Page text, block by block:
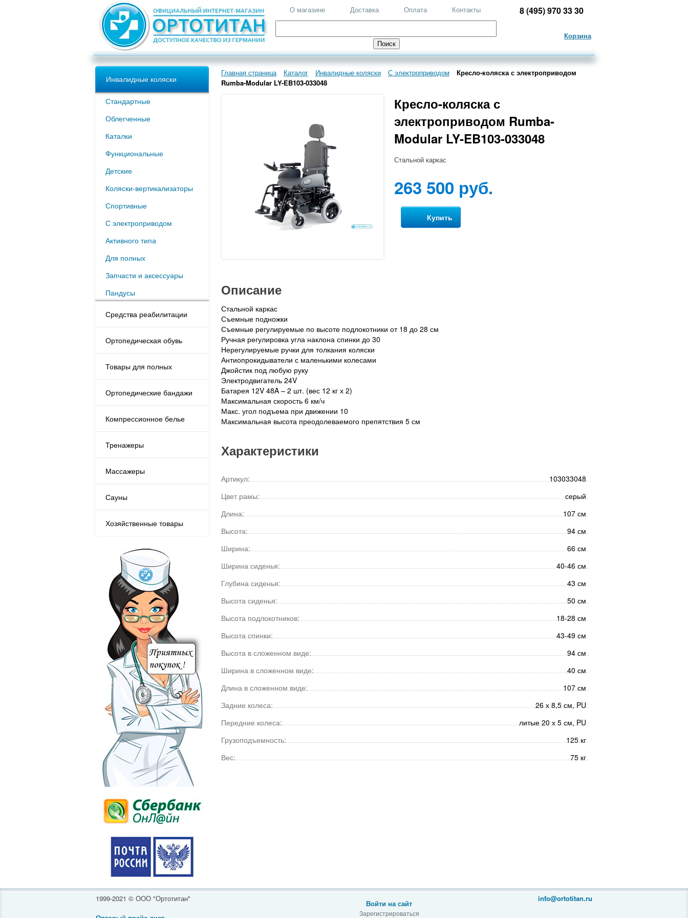
О магазине Доставка Оплата Контакты 8 (495) 970 33 30
Корзина
Инвалидные коляски
Стандартные
Облегченные
Каталки
Функциональные
Детские
Коляски-вертикализаторы
Спортивные
С электроприводом
Активного типа
Для полных
Запчасти и аксессуары
Пандусы
Средства реабилитации
Ортопедическая обувь
Товары для полных
Ортопедические бандажи
Компрессионное белье
Тренажеры
Массажеры
Сауны
Хозяйственные товары
Главная страница Каталог Инвалидные коляски С электроприводом
Кресло-коляска с электроприводом
Rumba-Modular LY-EB103-033048
Кресло-коляска с
электроприводом Rumba-
Modular LY-EB103-033048
Стальной каркас
263 500 руб.
Купить
Описание
Стальной каркас
Съемные подножки
Съемные регулируемые по высоте подлокотники от 18 до 28 см
Ручная регулировка угла наклона спинки до 30
Нерегулируемые ручки для толкания коляски
Антиопрокидыватели с маленькими колесами
Джойстик под любую руку
Электродвигатель 24V
Батарея 12V 48A – 2 шт. (вес 12 кг х 2)
Максимальная скорость 6 км/ч
Макс. угол подъема при движении 10
Максимальная высота преодолеваемого препятствия 5 см
Характеристики
Артикул:
103033048
Цвет рамы:
серый
Длина:
107 см
Высота:
94 см
Ширина:
66 см
Ширина сиденья:
40-46 см
Глубина сиденья:
43 см
Высота сиденья:
50 см
Высота подлокотников:
18-28 см
Высота спинки:
43-49 см
Высота в сложенном виде:
94 см
Ширина в сложенном виде:
40 см
Длина в сложенном виде:
107 см
Задние колеса:
26 х 8,5 см, PU
Передние колеса:
литые 20 х 5 см, PU
Грузоподъемность:
125 кг
Вес:
75 кг
1999-2021 © ООО "Ортотитан"
Войти на сайт
Зарегистрироваться
info@ortotitan.ru